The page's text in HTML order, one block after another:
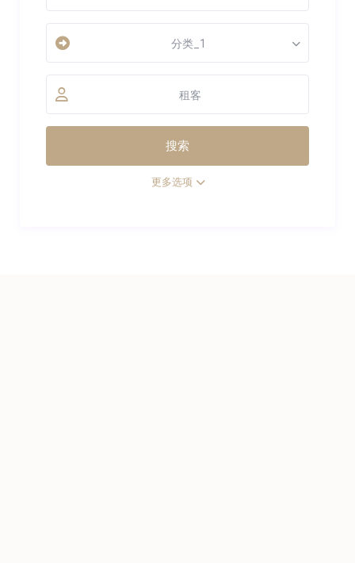
分类_1
租客
更多选项